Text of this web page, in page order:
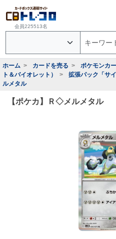
会員225513名
ホーム カードを売る ポケモンカ
ト＆バイオレット）
拡張パック「サ
ルメタル
【ポケカ】Ｒ◇メルメタル